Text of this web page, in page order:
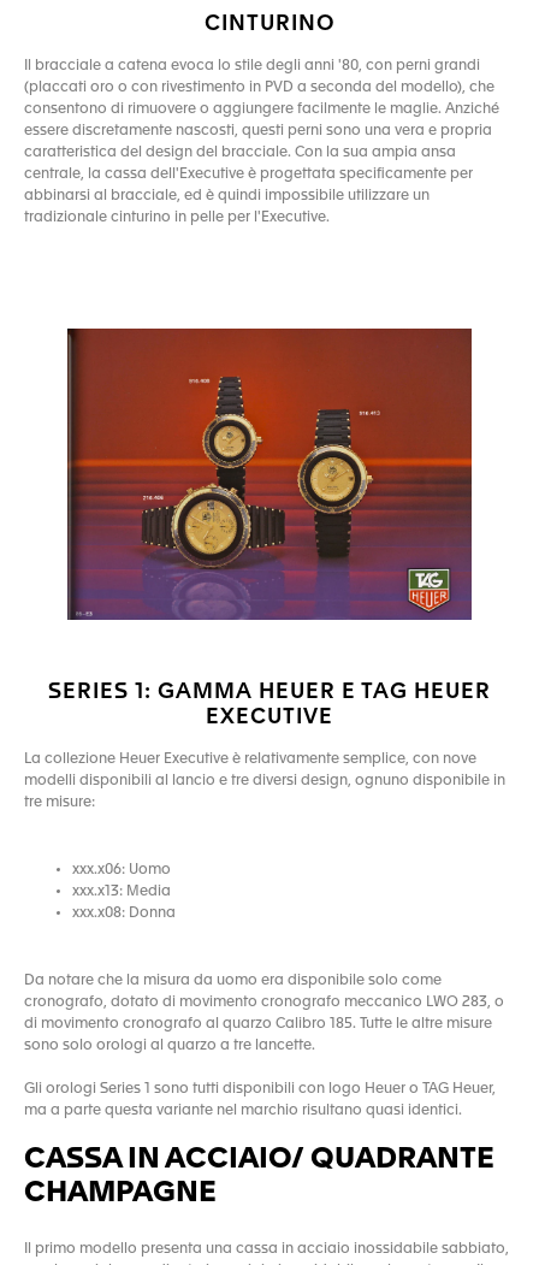
CINTURINO
Il bracciale a catena evoca lo stile degli anni '80, con perni grandi
(placcati oro o con rivestimento in PVD a seconda del modello), che
consentono di rimuovere o aggiungere facilmente le maglie. Anziché
essere discretamente nascosti, questi perni sono una vera e propria
caratteristica del design del bracciale. Con la sua ampia ansa
centrale, la cassa dell'Executive è progettata specificamente per
abbinarsi al bracciale, ed è quindi impossibile utilizzare un
tradizionale cinturino in pelle per l'Executive.
SERIES 1: GAMMA HEUER E TAG HEUER
EXECUTIVE
La collezione Heuer Executive è relativamente semplice, con nove
modelli disponibili al lancio e tre diversi design, ognuno disponibile in
tre misure:
xxx.x06: Uomo
xxx.x13: Media
xxx.x08: Donna
Da notare che la misura da uomo era disponibile solo come
cronografo, dotato di movimento cronografo meccanico LWO 283, o
di movimento cronografo al quarzo Calibro 185. Tutte le altre misure
sono solo orologi al quarzo a tre lancette.
Gli orologi Series 1 sono tutti disponibili con logo Heuer o TAG Heuer,
ma a parte questa variante nel marchio risultano quasi identici.
CASSA IN ACCIAIO/ QUADRANTE
CHAMPAGNE
Il primo modello presenta una cassa in acciaio inossidabile sabbiato,